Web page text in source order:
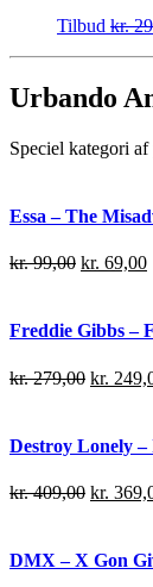
Tilbud kr.
Urbando
Speciel kategori
Essa – The
kr.99,00 kr. 69,00
Freddie Gibbs –
kr.279,00 kr.
Destroy Lonely
kr.409,00 kr.
DMX – X Gon